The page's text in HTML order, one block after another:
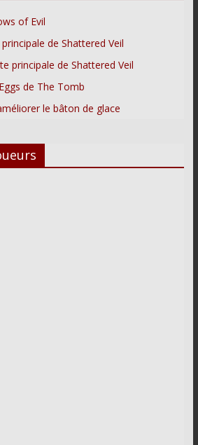
of Evil
de Shattered Veil
principale de Shattered Veil
de The Tomb
le bâton de glace